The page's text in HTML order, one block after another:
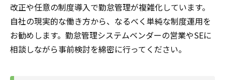
改正や任意の制度導入で勤怠管理が複雑化しています。
自社の現実的な働き方から、なるべく単純な制度運用を
お勧めします。勤怠管理システムベンダーの営業やSEに
相談しながら事前検討を綿密に行ってください。